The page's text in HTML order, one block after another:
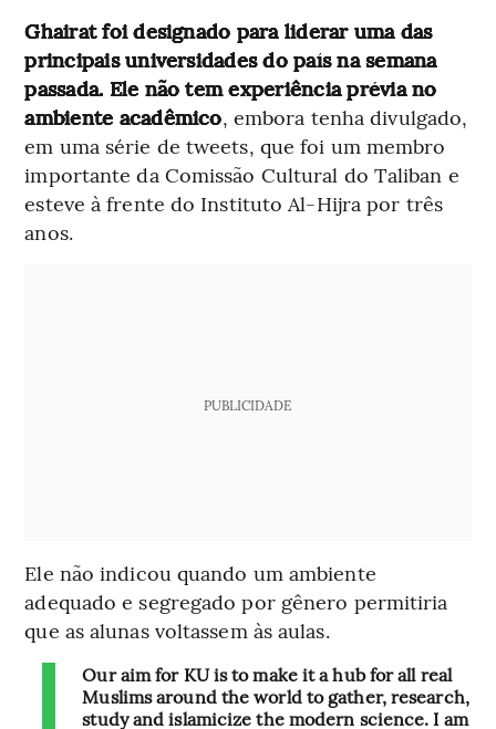
Ghairat foi designado para liderar uma das
principais universidades do país na semana
passada. Ele não tem experiência prévia no
ambiente acadêmico, embora tenha divulgado,
em uma série de tweets, que foi um membro
importante da Comissão Cultural do Taliban e
esteve à frente do Instituto Al-Hijra por três
anos.
PUBLICIDADE
Ele não indicou quando um ambiente
adequado e segregado por gênero permitiria
que as alunas voltassem às aulas.
Our aim for KU is to make it a hub for all real
Muslims around the world to gather, research,
study and islamicize the modern science. I am